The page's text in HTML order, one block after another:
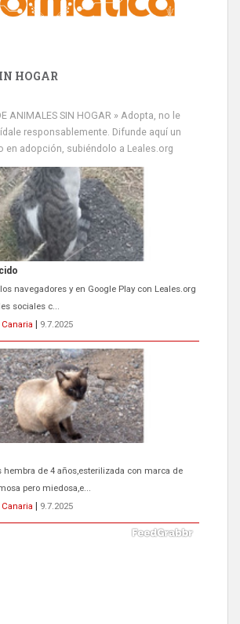
HOGAR
ANIMALES SIN HOGAR » Adopta, no le
responsablemente. Difunde aquí un
en adopción, subiéndolo a Leales.org
hembra de 4 años,esterilizada con marca de
pero miedosa,e...
9.7.2025
GATA TEROR GRAN CANARIA
va a llevar a Los Gatos callejeros de la zona los
incluida...
9.7.2025